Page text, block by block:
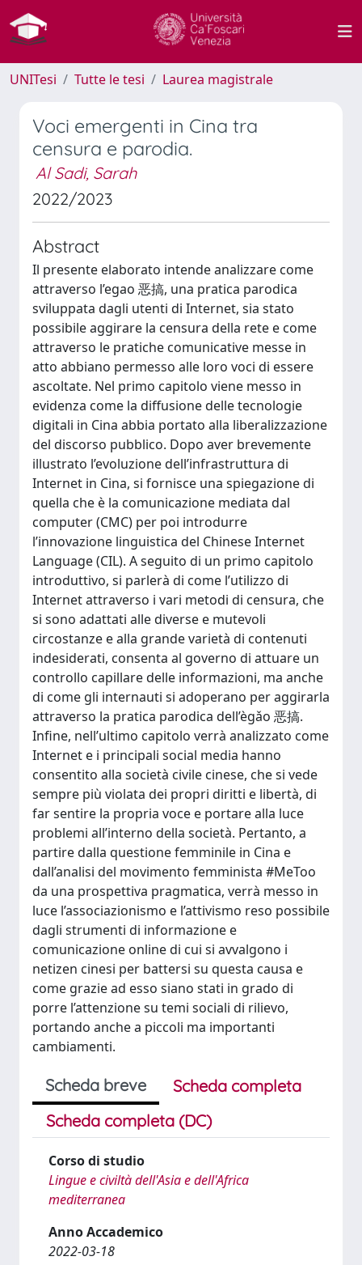
UNITesi Tutte le tesi Laurea magistrale
Voci emergenti in Cina tra
censura e parodia.
Al Sadi, Sarah
2022/2023
Abstract
Il presente elaborato intende analizzare come
attraverso l’egao 恶搞, una pratica parodica
sviluppata dagli utenti di Internet, sia stato
possibile aggirare la censura della rete e come
attraverso le pratiche comunicative messe in
atto abbiano permesso alle loro voci di essere
ascoltate. Nel primo capitolo viene messo in
evidenza come la diffusione delle tecnologie
digitali in Cina abbia portato alla liberalizzazione
del discorso pubblico. Dopo aver brevemente
illustrato l’evoluzione dell’infrastruttura di
Internet in Cina, si fornisce una spiegazione di
quella che è la comunicazione mediata dal
computer (CMC) per poi introdurre
l’innovazione linguistica del Chinese Internet
Language (CIL). A seguito di un primo capitolo
introduttivo, si parlerà di come l’utilizzo di
Internet attraverso i vari metodi di censura, che
si sono adattati alle diverse e mutevoli
circostanze e alla grande varietà di contenuti
indesiderati, consenta al governo di attuare un
controllo capillare delle informazioni, ma anche
di come gli internauti si adoperano per aggirarla
attraverso la pratica parodica dell’ègǎo 恶搞.
Infine, nell’ultimo capitolo verrà analizzato come
Internet e i principali social media hanno
consentito alla società civile cinese, che si vede
sempre più violata dei propri diritti e libertà, di
far sentire la propria voce e portare alla luce
problemi all’interno della società. Pertanto, a
partire dalla questione femminile in Cina e
dall’analisi del movimento femminista #MeToo
da una prospettiva pragmatica, verrà messo in
luce l’associazionismo e l’attivismo reso possibile
dagli strumenti di informazione e
comunicazione online di cui si avvalgono i
netizen cinesi per battersi su questa causa e
come grazie ad esso siano stati in grado di
porre l’attenzione su temi sociali di rilievo,
portando anche a piccoli ma importanti
cambiamenti.
Scheda breve
Scheda completa
Scheda completa (DC)
Corso di studio
Lingue e civiltà dell'Asia e dell'Africa
mediterranea
Anno Accademico
2022-03-18